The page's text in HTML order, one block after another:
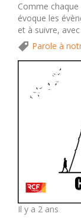
Comme
évoque les
et à suivre,
Parole à
Il y a 2 ans